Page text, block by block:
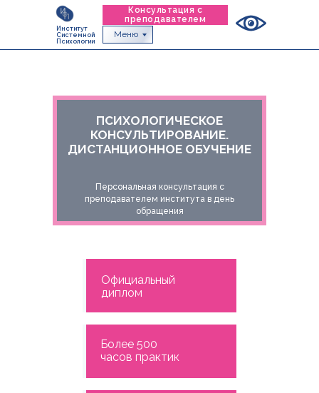
Институт
Системной
Психологии
Консультация с
преподавателем
Меню
ПСИХОЛОГИЧЕСКОЕ
КОНСУЛЬТИРОВАНИЕ.
ДИСТАНЦИОННОЕ ОБУЧЕНИЕ
Персональная консультация с
преподавателем института в день
обращения
Более 500
часов практик
Официальный
диплом